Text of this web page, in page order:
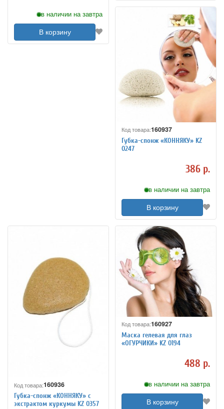
в наличии на завтра
В корзину
Код товара:160937
Губка-спонж «КОННЯКУ» KZ
0247
386 р.
в наличии на завтра
В корзину
Код товара:160936
Губка-спонж «КОННЯКУ» с
экстрактом куркумы KZ 0357
Код товара:160927
Маска гелевая для глаз
«ОГУРЧИКИ» KZ 0194
488 р.
в наличии на завтра
В корзину